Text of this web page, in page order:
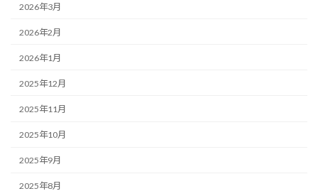
2026年3月
2026年2月
2026年1月
2025年12月
2025年11月
2025年10月
2025年9月
2025年8月